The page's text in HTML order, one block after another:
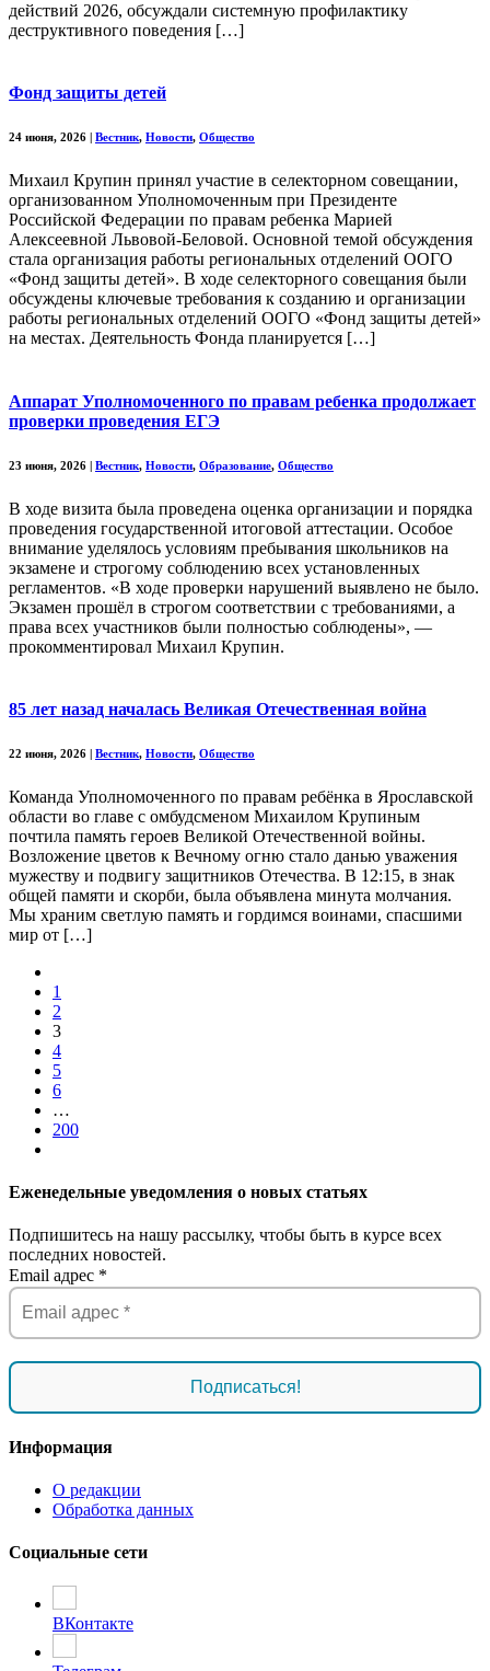
действий 2026, обсуждали системную профилактику
деструктивного поведения […]
Фонд защиты детей
24 июня, 2026 Вестник, Новости, Общество
Михаил Крупин принял участие в селекторном совещании,
организованном Уполномоченным при Президенте
Российской Федерации по правам ребенка Марией
Алексеевной Львовой-Беловой. Основной темой обсуждения
стала организация работы региональных отделений ООГО
«Фонд защиты детей». В ходе селекторного совещания были
обсуждены ключевые требования к созданию и организации
работы региональных отделений ООГО «Фонд защиты детей»
на местах. Деятельность Фонда планируется […]
Аппарат Уполномоченного по правам ребенка продолжает
проверки проведения ЕГЭ
23 июня, 2026 | Вестник, Новости, Образование, Общество
В ходе визита была проведена оценка организации и порядка
проведения государственной итоговой аттестации. Особое
внимание уделялось условиям пребывания школьников на
экзамене и строгому соблюдению всех установленных
регламентов. «В ходе проверки нарушений выявлено не было.
Экзамен прошёл в строгом соответствии с требованиями, а
права всех участников были полностью соблюдены», —
прокомментировал Михаил Крупин.
85 лет назад началась Великая Отечественная война
22 июня, 2026 | Вестник, Новости, Общество
Команда Уполномоченного по правам ребёнка в Ярославской
области во главе с омбудсменом Михаилом Крупиным
почтила память героев Великой Отечественной войны.
Возложение цветов к Вечному огню стало данью уважения
мужеству и подвигу защитников Отечества. В 12:15, в знак
общей памяти и скорби, была объявлена минута молчания.
Мы храним светлую память и гордимся воинами, спасшими
мир от […]
1
2
3
4
5
6
…
200
Еженедельные уведомления о новых статьях
Подпишитесь на нашу рассылку, чтобы быть в курсе всех
последних новостей.
Email адрес *
Информация
О редакции
Обработка данных
Социальные сети
ВКонтакте